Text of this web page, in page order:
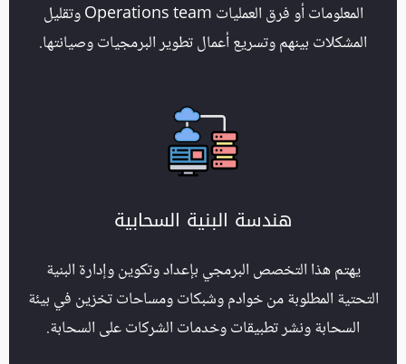
المعلومات أو فرق العمليات Operations team وتقليل
المشكلات بينهم وتسريع أعمال تطوير البرمجيات وصيانتها.
هندسة البنية السحابية
يهتم هذا التخصص البرمجي بإعداد وتكوين وإدارة البنية
التحتية المطلوبة من خوادم وشبكات ومساحات تخزين في بيئة
السحابة ونشر تطبيقات وخدمات الشركات على السحابة.